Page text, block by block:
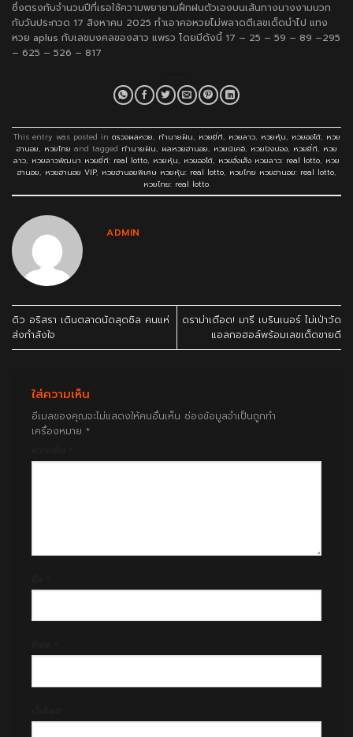
ซึ่งตรงกับจำนวนปีที่เธอใช้ความพยายามฝึกฝนตัวเองบนเส้นทางนางงามบวก
กับวันประกวด 17 สิงหาคม 2025 ทำเอาคอหวยไม่พลาดตีเลขเด็ดนำไป แทง
หวย aplus กับเลขมงคลของสาว แพรว โดยมีดังนี้ 17 – 25 – 59 – 89 –295
– 625 – 526 – 817
This entry was posted in ตรวจผลหวย, ทำนายฝัน, หวยยี่กี, หวยลาว, หวยหุ้น, หวยออโต้, หวย
ฮานอย, หวยไทย and tagged ทำนายฝัน, ผลหวยฮานอย, หวยนิเคอิ, หวยปิงปอง, หวยยี่กี, หวย
ลาว, หวยลาวพัฒนา หวยยี่กี: real lotto, หวยหุ้น, หวยออโต้, หวยฮั่งเส็ง หวยลาว: real lotto, หวย
ฮานอย, หวยฮานอย VIP, หวยฮานอยพิเศษ หวยหุ้น: real lotto, หวยไทย หวยฮานอย: real lotto,
หวยไทย: real lotto.
ADMIN
ดิว อริสรา เดินตลาดนัดสุดชิล คนแห่
ส่งกำลังใจ
ดราม่าเดือด! มารี เบรินเนอร์ ไม่เป่าวัด
แอลกอฮอล์พร้อมเลขเด็ดขายดี
ใส่ความเห็น
อีเมลของคุณจะไม่แสดงให้คนอื่นเห็น ช่องข้อมูลจำเป็นถูกทำ
เครื่องหมาย *